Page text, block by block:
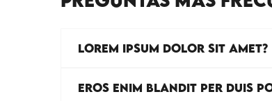
LOREM IPSUM DOLOR SIT AMET?
EROS ENIM BLANDIT PER DUIS